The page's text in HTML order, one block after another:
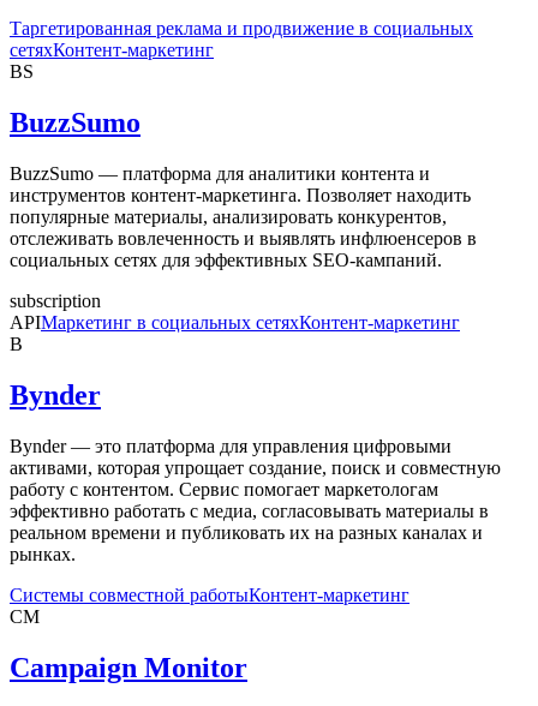
Таргетированная реклама и продвижение в социальных
сетяхКонтент-маркетинг
BS
BuzzSumo
BuzzSumo — платформа для аналитики контента и
инструментов контент-маркетинга. Позволяет находить
популярные материалы, анализировать конкурентов,
отслеживать вовлеченность и выявлять инфлюенсеров в
социальных сетях для эффективных SEO-кампаний.
subscription
APIМаркетинг в социальных сетяхКонтент-маркетинг
B
Bynder
Bynder — это платформа для управления цифровыми
активами, которая упрощает создание, поиск и совместную
работу с контентом. Сервис помогает маркетологам
эффективно работать с медиа, согласовывать материалы в
реальном времени и публиковать их на разных каналах и
рынках.
Системы совместной работыКонтент-маркетинг
CM
Campaign Monitor